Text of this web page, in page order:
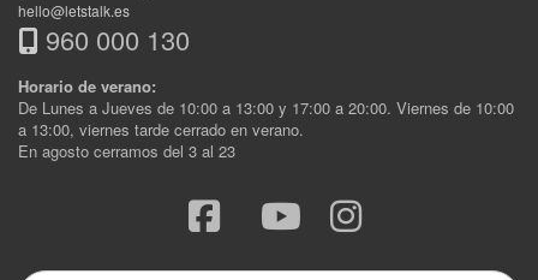
hello@letstalk.es
960 000 130
Horario de verano:
De Lunes a Jueves de 10:00 a 13:00 y 17:00 a 20:00. Viernes de 10:00
a 13:00, viernes tarde cerrado en verano.
En agosto cerramos del 3 al 23